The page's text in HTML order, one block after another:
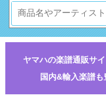
ヤマハの楽譜通販サイ
国内&輸入楽譜も